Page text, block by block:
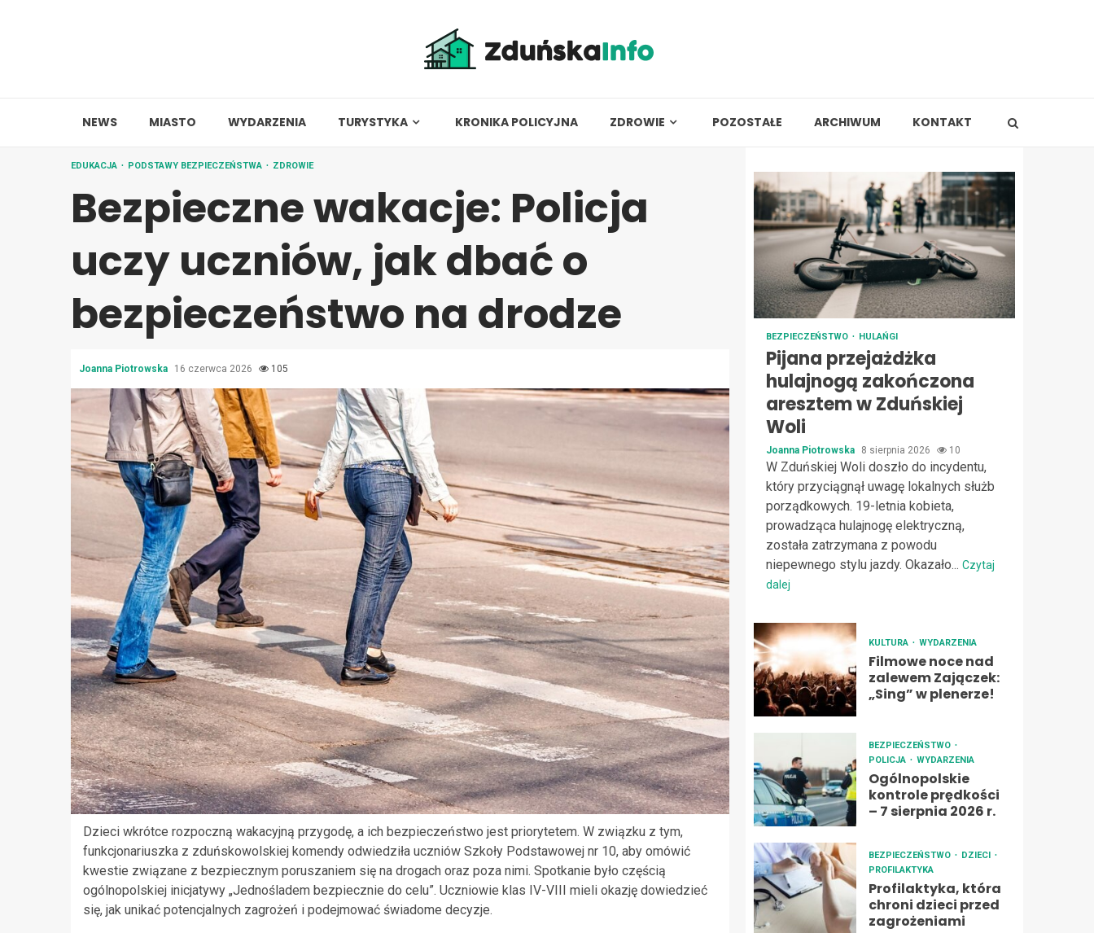
NEWS MIASTO WYDARZENIA TURYSTYKA KRONIKA POLICYJNA ZDROWIE POZOSTAŁE ARCHIWUM KONTAKT
EDUKACJA PODSTAWY BEZPIECZEŃSTWA ZDROWIE
Bezpieczne wakacje: Policja
uczy uczniów, jak dbać o
bezpieczeństwo na drodze
Joanna Piotrowska 16 czerwca 2026 105
Dzieci wkrótce rozpoczną wakacyjną przygodę, a ich bezpieczeństwo jest priorytetem. W związku z tym,
funkcjonariuszka z zduńskowolskiej komendy odwiedziła uczniów Szkoły Podstawowej nr 10, aby omówić
kwestie związane z bezpiecznym poruszaniem się na drogach oraz poza nimi. Spotkanie było częścią
ogólnopolskiej inicjatywy „Jednośladem bezpiecznie do celu”. Uczniowie klas IV-VIII mieli okazję dowiedzieć
się, jak unikać potencjalnych zagrożeń i podejmować świadome decyzje.
BEZPIECZEŃSTWO HULAŃGI
Pijana przejażdżka
hulajnogą zakończona
aresztem w Zduńskiej
Woli
Joanna Piotrowska 8 sierpnia 2026 10
W Zduńskiej Woli doszło do incydentu,
który przyciągnął uwagę lokalnych służb
porządkowych. 19-letnia kobieta,
prowadząca hulajnogę elektryczną,
została zatrzymana z powodu
niepewnego stylu jazdy. Okazało... Czytaj
dalej
KULTURA WYDARZENIA
Filmowe noce nad
zalewem Zajączek:
„Sing” w plenerze!
BEZPIECZEŃSTWO
POLICJA
WYDARZENIA
Ogólnopolskie
kontrole prędkości
– 7 sierpnia 2026 r.
BEZPIECZEŃSTWO
DZIECI
PROFILAKTYKA
Profilaktyka, która
chroni dzieci przed
zagrożeniami